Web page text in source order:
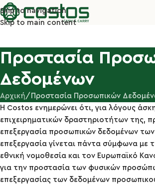
Skip to navigation
Skip to main content
Προστασία
Δεδομένων
Αρχική
Προστασία Προσωπικών
Η Costos ενημερώνει ότι, για λόγους
επιχειρηματικών δραστηριοτήτων της,
επεξεργασία προσωπικών δεδομένων
επεξεργασία γίνεται πάντα σύμφωνα με
εθνική νομοθεσία και τον Ευρωπαϊκό
για την προστασία των φυσικών
επεξεργασίας των δεδομένων